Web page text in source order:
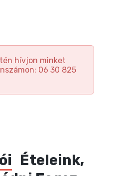
hívjon minket
06 30 825
Ételeink,